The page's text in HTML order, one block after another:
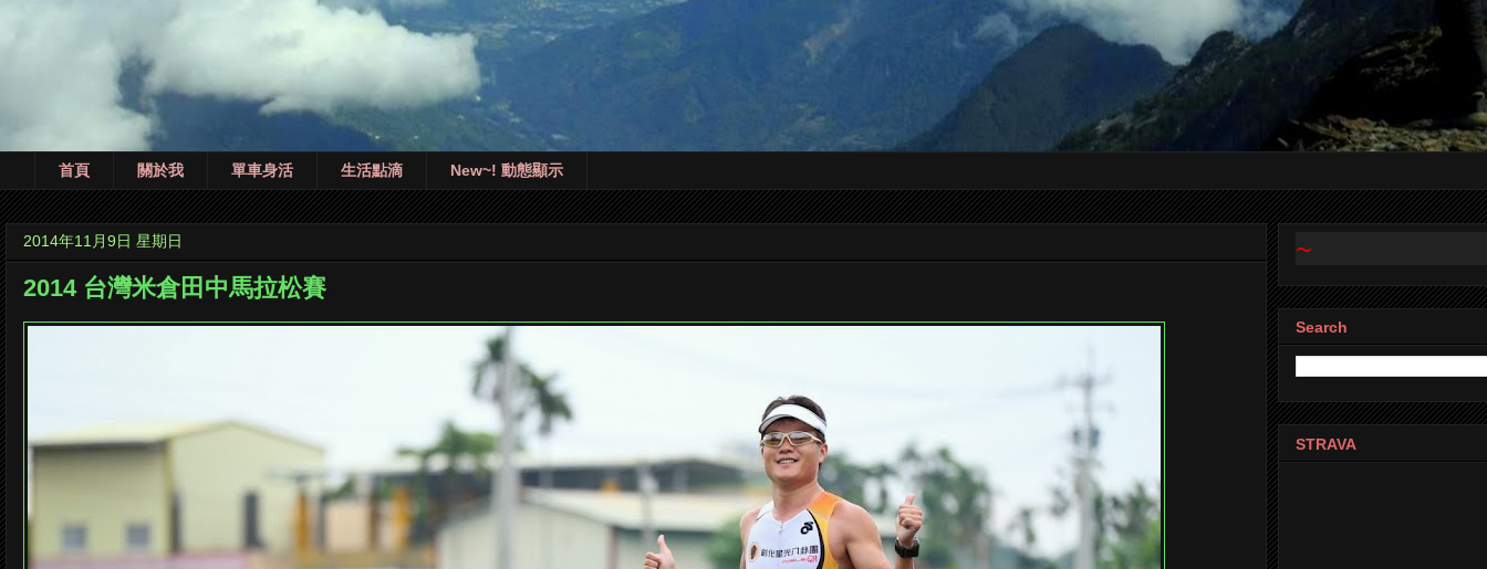
首頁 關於我 單車身活 生活點滴 New~! 動態顯示
2014年11月9日 星期日
2014 台灣米倉田中馬拉松賽
Search
STRAVA